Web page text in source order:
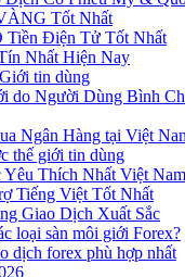
Tốt Nhất
Tiền Điện Tử Tốt Nhất
Nhất Hiện Nay
tin dùng
do Người Dùng Bình
Ngân Hàng tại Việt
thế giới tin dùng
Thích Nhất Việt Nam
Tiếng Việt Tốt Nhất
Giao Dịch Xuất Sắc
loại sàn môi giới Forex?
dịch forex phù hợp nhất